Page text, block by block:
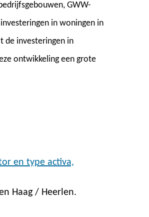
GWW-
in woningen in
de investeringen in
ontwikkeling een grote
en type activa,
Haag / Heerlen.